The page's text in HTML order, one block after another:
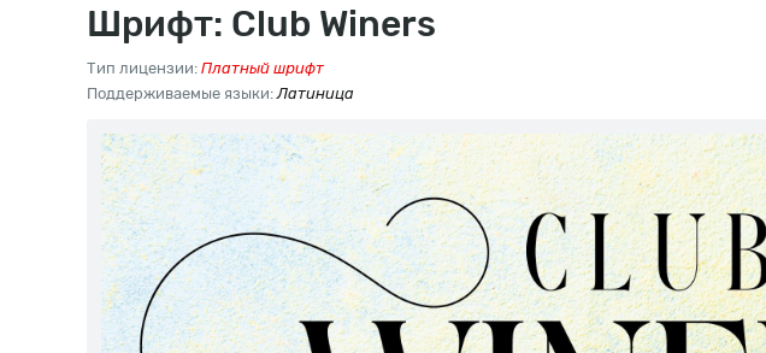
Шрифт: Club Winers
Тип лицензии: Платный шрифт
Поддерживаемые языки:Латиница